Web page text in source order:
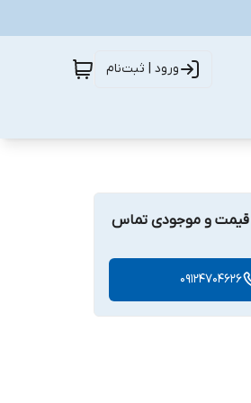
ورود | ثبت‌نام
قیمت و موجودی تماس
09124704626